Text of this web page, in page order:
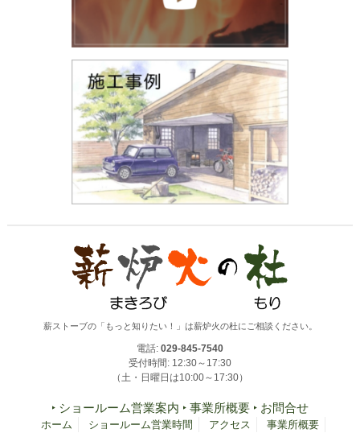
薪ストーブの「もっと知りたい！」は薪炉火の杜にご相談ください。
電話: 029-845-7540
受付時間: 12:30～17:30
（土・日曜日は10:00～17:30）
‣ ショールーム営業案内 ‣ 事業所概要 ‣ お問合せ
ホーム ショールーム営業時間 アクセス 事業所概要